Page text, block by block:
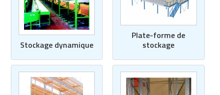
Stockage dynamique
Plate-forme de
stockage